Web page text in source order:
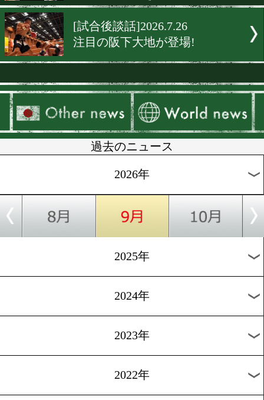
[試合後談話]2026.7.27
衝撃の38秒KO! 後楽園ホー
然! 一撃で終わったデビュ
[JCL]2026.7.26
東日本王者が決定! JCL決
来の主役たちが激突
[JCL]2026.7.26
西軍代表決定戦へ前進!
本決勝で未来の王者たちが
[試合後談話]2026.7.26
キング返り咲きへ好アピー
[試合後談話]2026.7.26
注目の阪下大地が登場!